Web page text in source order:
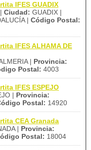
IFES GUADIX
Ciudad: GUADIX |
| Código Postal:
IFES ALHAMA DE
| Provincia:
Postal: 4003
IFES ESPEJO
| Provincia:
Postal: 14920
CEA Granada
| Provincia:
Postal: 18004